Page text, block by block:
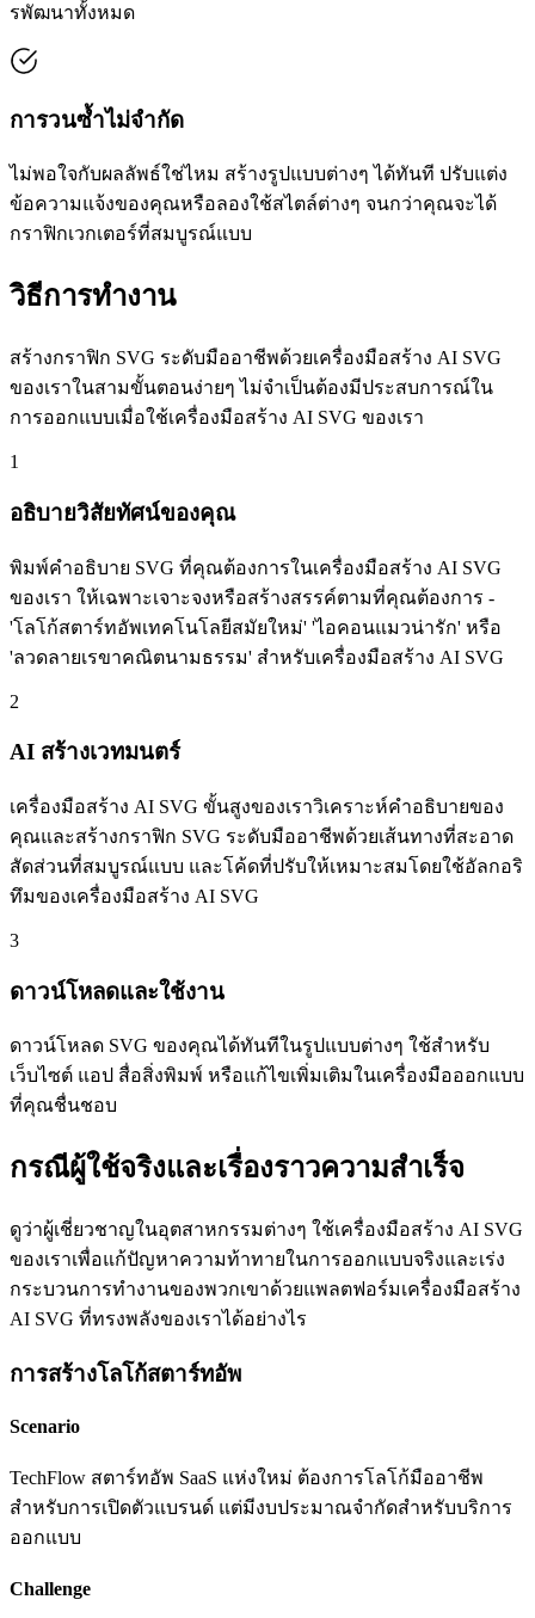
รพัฒนาทั้งหมด
การวนซ้ำไม่จำกัด
ไม่พอใจกับผลลัพธ์ใช่ไหม สร้างรูปแบบต่างๆ ได้ทันที ปรับแต่ง
ข้อความแจ้งของคุณหรือลองใช้สไตล์ต่างๆ จนกว่าคุณจะได้
กราฟิกเวกเตอร์ที่สมบูรณ์แบบ
วิธีการทำงาน
สร้างกราฟิก SVG ระดับมืออาชีพด้วยเครื่องมือสร้าง AI SVG
ของเราในสามขั้นตอนง่ายๆ ไม่จำเป็นต้องมีประสบการณ์ใน
การออกแบบเมื่อใช้เครื่องมือสร้าง AI SVG ของเรา
1
อธิบายวิสัยทัศน์ของคุณ
พิมพ์คำอธิบาย SVG ที่คุณต้องการในเครื่องมือสร้าง AI SVG
ของเรา ให้เฉพาะเจาะจงหรือสร้างสรรค์ตามที่คุณต้องการ -
'โลโก้สตาร์ทอัพเทคโนโลยีสมัยใหม่' 'ไอคอนแมวน่ารัก' หรือ
'ลวดลายเรขาคณิตนามธรรม' สำหรับเครื่องมือสร้าง AI SVG
2
AI สร้างเวทมนตร์
เครื่องมือสร้าง AI SVG ขั้นสูงของเราวิเคราะห์คำอธิบายของ
คุณและสร้างกราฟิก SVG ระดับมืออาชีพด้วยเส้นทางที่สะอาด
สัดส่วนที่สมบูรณ์แบบ และโค้ดที่ปรับให้เหมาะสมโดยใช้อัลกอริ
ทึมของเครื่องมือสร้าง AI SVG
3
ดาวน์โหลดและใช้งาน
ดาวน์โหลด SVG ของคุณได้ทันทีในรูปแบบต่างๆ ใช้สำหรับ
เว็บไซต์ แอป สื่อสิ่งพิมพ์ หรือแก้ไขเพิ่มเติมในเครื่องมือออกแบบ
ที่คุณชื่นชอบ
กรณีผู้ใช้จริงและเรื่องราวความสำเร็จ
ดูว่าผู้เชี่ยวชาญในอุตสาหกรรมต่างๆ ใช้เครื่องมือสร้าง AI SVG
ของเราเพื่อแก้ปัญหาความท้าทายในการออกแบบจริงและเร่ง
กระบวนการทำงานของพวกเขาด้วยแพลตฟอร์มเครื่องมือสร้าง
AI SVG ที่ทรงพลังของเราได้อย่างไร
การสร้างโลโก้สตาร์ทอัพ
Scenario
TechFlow สตาร์ทอัพ SaaS แห่งใหม่ ต้องการโลโก้มืออาชีพ
สำหรับการเปิดตัวแบรนด์ แต่มีงบประมาณจำกัดสำหรับบริการ
ออกแบบ
Challenge